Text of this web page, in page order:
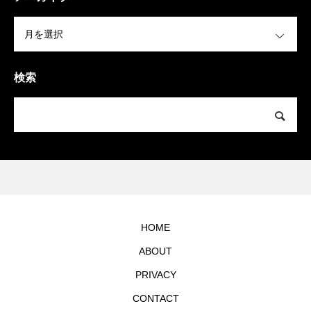
検索
HOME
ABOUT
PRIVACY
CONTACT